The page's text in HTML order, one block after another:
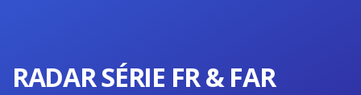
RADAR SÉRIE FR & FAR